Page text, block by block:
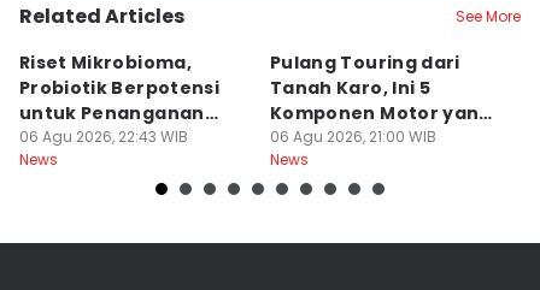
Related Articles See More
Riset Mikrobioma,
Probiotik Berpotensi
untuk Penanganan
Jerawat
06 Agu 2026, 22:43 WIB
News
Pulang Touring dari
Tanah Karo, Ini 5
Komponen Motor yang
Wajib Dicek
06 Agu 2026, 21:00 WIB
News